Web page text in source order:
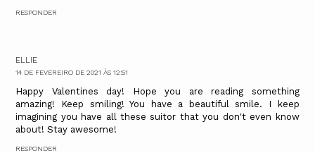
RESPONDER
ELLIE
14 DE FEVEREIRO DE 2021 ÀS 12:51
Happy Valentines day! Hope you are reading something
amazing! Keep smiling! You have a beautiful smile. I keep
imagining you have all these suitor that you don't even know
about! Stay awesome!
RESPONDER